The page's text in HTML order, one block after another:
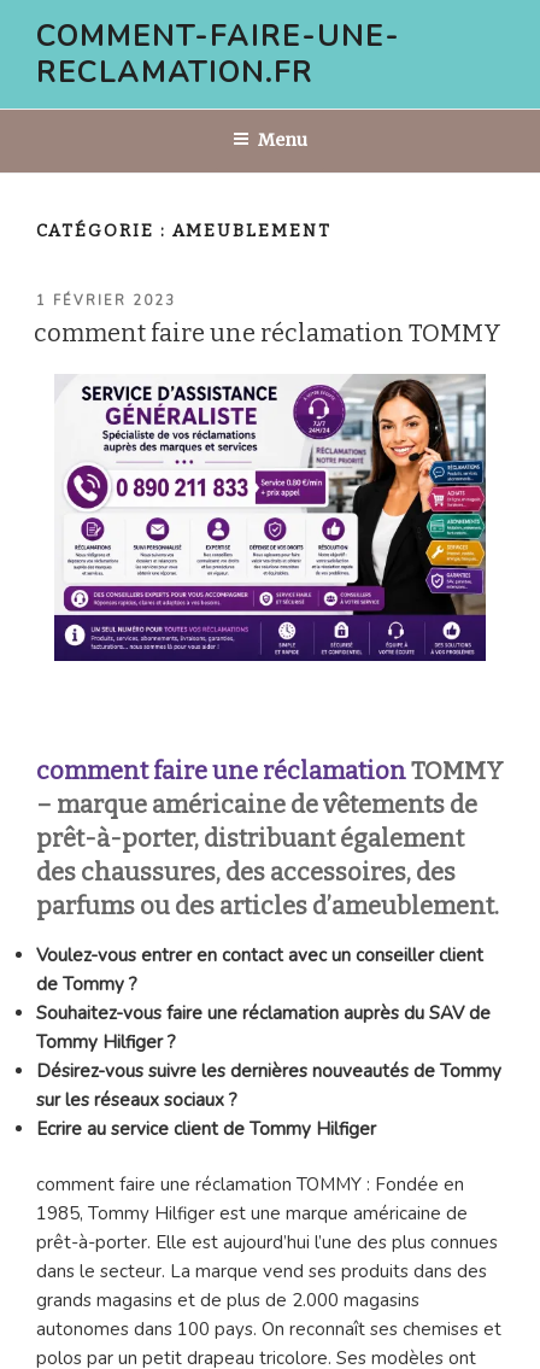
contenu
COMMENT-FAIRE-UNE-
RECLAMATION.FR
Menu
CATÉGORIE : AMEUBLEMENT
PUBLIÉ
1 FÉVRIER 2023
comment faire une réclamation TOMMY
comment faire une réclamationTOMMY
– marque américaine de vêtements de
prêt-à-porter, distribuant également
des chaussures, des accessoires, des
parfums ou des articles d’ameublement.
Voulez-vous entrer en contact avec un conseiller client
de Tommy ?
Souhaitez-vous faire une réclamation auprès du SAV de
Tommy Hilfiger ?
Désirez-vous suivre les dernières nouveautés de Tommy
sur les réseaux sociaux ?
Ecrire au service client de Tommy Hilfiger
comment faire une réclamation TOMMY : Fondée en
1985, Tommy Hilfiger est une marque américaine de
prêt-à-porter. Elle est aujourd’hui l’une des plus connues
dans le secteur. La marque vend ses produits dans des
grands magasins et de plus de 2.000 magasins
autonomes dans 100 pays. On reconnaît ses chemises et
polos par un petit drapeau tricolore. Ses modèles ont